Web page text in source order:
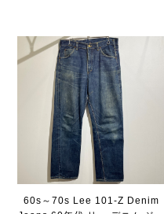
60s～70s Lee 101-Z Denim